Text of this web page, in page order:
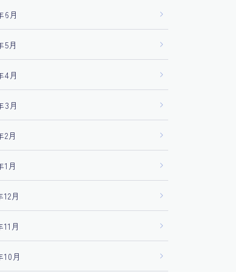
6月
5月
4月
3月
2月
1月
月
月
10月